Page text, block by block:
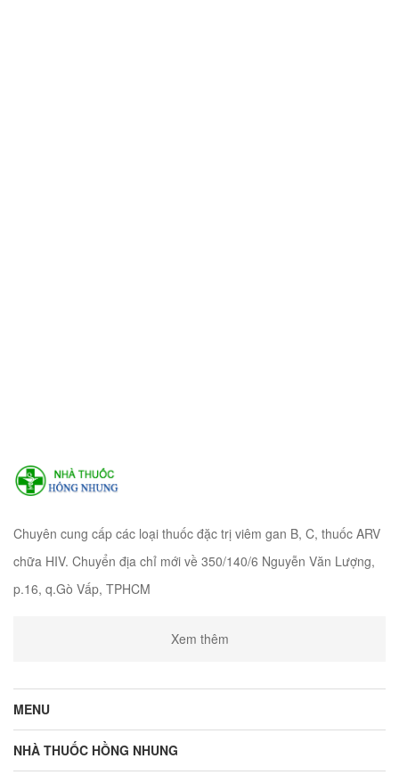
Chuyên cung cấp các loại thuốc đặc trị viêm gan B, C, thuốc ARV
chữa HIV. Chuyển địa chỉ mới về 350/140/6 Nguyễn Văn Lượng,
p.16, q.Gò Vấp, TPHCM
Xem thêm
MENU
NHÀ THUỐC HỒNG NHUNG